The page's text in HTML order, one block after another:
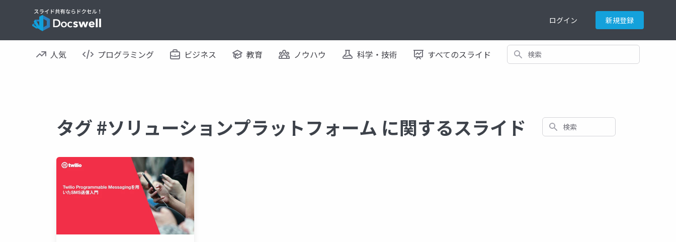
ログイン 新規登録
人気 プログラミング ビジネス 教育 ノウハウ 科学・技術 すべてのスライド 検索
タグ #ソリューションプラットフォーム に関するスライド 検索